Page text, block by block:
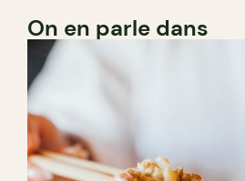
On en parle dans